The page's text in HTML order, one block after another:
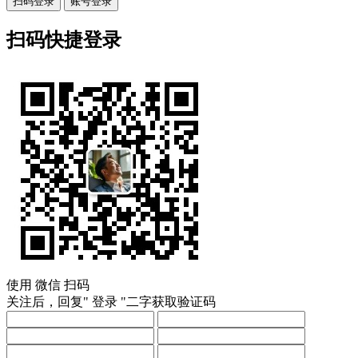
扫码快捷登录
使用 微信 扫码
关注后，回复" 登录 "二字获取验证码